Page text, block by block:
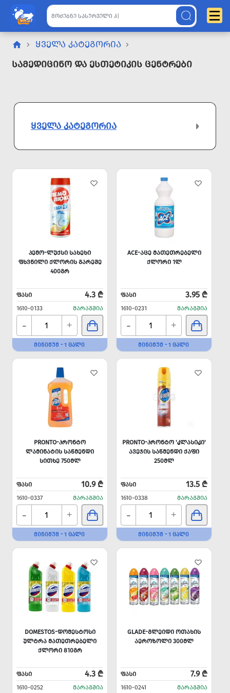
ᲧᲕᲔᲚᲐ ᲙᲐᲢᲔᲒᲝᲠᲘᲐ
Სამედიცინო Და Ესთეტიკის Ცენტრები
ᲧᲕᲔᲚᲐ ᲙᲐᲢᲔᲒᲝᲠᲘᲐ
ᲞᲔᲛᲝ-ᲚᲣᲥᲡᲘ ᲡᲐᲮᲔᲮᲘ
ᲤᲮᲕᲜᲘᲚᲘ ᲥᲚᲝᲠᲘᲡ ᲒᲐᲠᲔᲨᲔ
400ᲒᲠ
ᲤᲐᲡᲘ 4.3 ₾
1610-0133 ᲛᲐᲠᲐᲒᲨᲘᲐ
- +
ᲛᲘᲜᲘᲛᲣᲛ - 1 ᲪᲐᲚᲘ
ACE-ᲐᲪᲔ ᲛᲐᲗᲔᲗᲠᲔᲑᲔᲚᲘ
ᲥᲚᲝᲠᲘ 1Ლ
ᲤᲐᲡᲘ 3.95 ₾
1610-0231 ᲛᲐᲠᲐᲒᲨᲘᲐ
- +
ᲛᲘᲜᲘᲛᲣᲛ - 1 ᲪᲐᲚᲘ
PRONTO-ᲞᲠᲝᲜᲢᲝ
ᲚᲐᲛᲘᲜᲐᲢᲘᲡ ᲡᲐᲬᲛᲔᲜᲓᲘ
ᲡᲘᲗᲮᲔ 750ᲛᲚ
ᲤᲐᲡᲘ 10.9 ₾
1610-0337 ᲛᲐᲠᲐᲒᲨᲘᲐ
- +
ᲛᲘᲜᲘᲛᲣᲛ - 1 ᲪᲐᲚᲘ
PRONTO-ᲞᲠᲝᲜᲢᲝ 'ᲙᲚᲐᲡᲘᲙᲘ'
ᲐᲕᲔᲯᲘᲡ ᲡᲐᲬᲛᲔᲜᲓᲘ ᲥᲐᲤᲘ
250ᲛᲚ
ᲤᲐᲡᲘ 13.5 ₾
1610-0338 ᲛᲐᲠᲐᲒᲨᲘᲐ
- +
ᲛᲘᲜᲘᲛᲣᲛ - 1 ᲪᲐᲚᲘ
DOMESTOS-ᲓᲝᲛᲔᲡᲢᲝᲡᲘ
ᲣᲚᲢᲠᲐ ᲛᲐᲗᲔᲗᲠᲔᲑᲔᲚᲘ
ᲥᲚᲝᲠᲘ 810ᲒᲠ
ᲤᲐᲡᲘ 4.3 ₾
1610-0252 ᲛᲐᲠᲐᲒᲨᲘᲐ
GLADE-ᲒᲚᲔᲘᲓᲘ ᲝᲗᲐᲮᲘᲡ
ᲐᲔᲠᲝᲖᲝᲚᲘ 300ᲛᲚ
ᲤᲐᲡᲘ 7.9 ₾
1610-0241 ᲛᲐᲠᲐᲒᲨᲘᲐ